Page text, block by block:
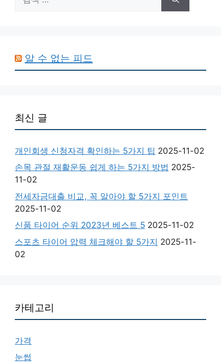
색:
알 수 없는 피드
최신 글
개인회생 신청자격 확인하는 5가지 팁 2025-11-02
손목 관절 재활운동 쉽게 하는 5가지 방법 2025-
11-02
전세자금대출 비교, 꼭 알아야 할 5가지 포인트
2025-11-02
신품 타이어 순위 2023년 베스트 5 2025-11-02
스포츠 타이어 압력 체크해야 할 5가지 2025-11-
02
카테고리
가격
눈썹